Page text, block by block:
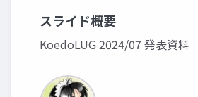
スライド概要
KoedoLUG 2024/07 発表資料